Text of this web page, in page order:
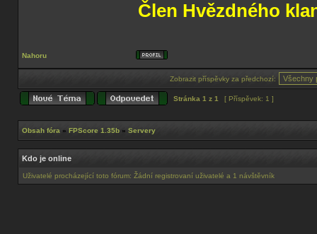
Člen Hvězdného
Nahoru
Zobrazit příspěvky za předchozí:
Stránka 1 z 1 [ Příspěvek: 1 ]
Obsah fóra » FPScore 1.35b » Servery
Kdo je online
Uživatelé procházející toto fórum: Žádní registrovaní uživatelé a 1 návštěvník